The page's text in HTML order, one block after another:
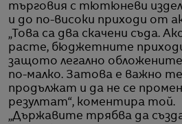
търговия с тютюневи
и до по-високи приходи от
„Това са два скачени съда.
расте, бюджетните
защото легално
по-малко. Затова е важно
продължат и да не се
резултат“, коментира той.
„Държавите трябва да